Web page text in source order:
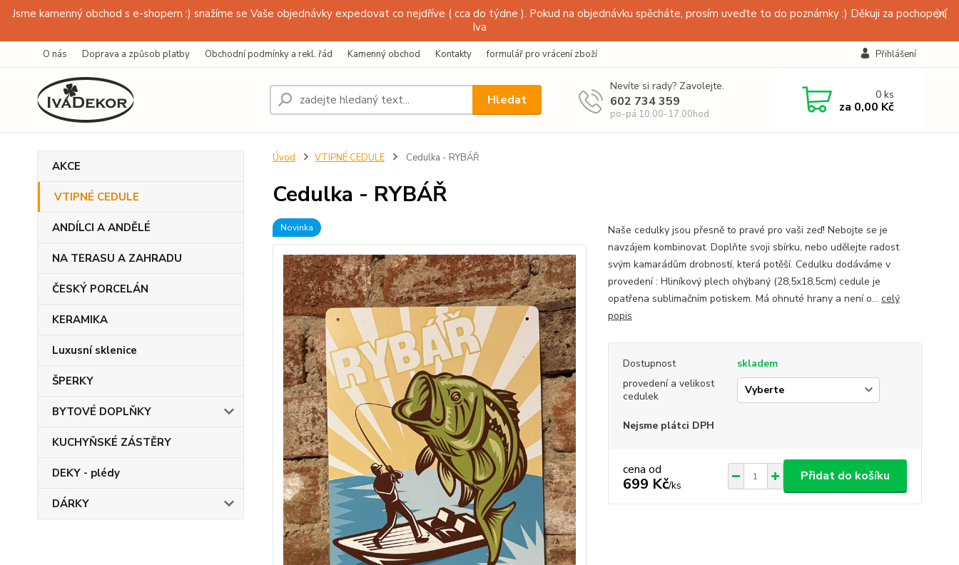
Jsme kamenný obchod s e-shopem :) snažíme se Vaše objednávky expedovat co nejdříve ( cca do týdne ). Pokud na objednávku spěcháte, prosím uveďte to do poznámky :) Děkuji za pochopení
Iva
O nás Doprava a způsob platby Obchodní podmínky a rekl. řád Kamenný obchod Kontakty formulář pro vrácení zboží Přihlášení
Hledat
Nevíte si rady? Zavolejte.
602 734 359
po-pá 10.00-17.00hod
0ks
za 0,00 Kč
AKCE
VTIPNÉ CEDULE
ANDÍLCI A ANDĚLÉ
NA TERASU A ZAHRADU
ČESKÝ PORCELÁN
KERAMIKA
Luxusní sklenice
ŠPERKY
BYTOVÉ DOPLŇKY
KUCHYŇSKÉ ZÁSTĚRY
DEKY - plédy
DÁRKY
Úvod VTIPNÉ CEDULE Cedulka - RYBÁŘ
Cedulka - RYBÁŘ
Novinka
Naše cedulky jsou přesně to pravé pro vaši zeď! Nebojte se je
navzájem kombinovat. Doplňte svoji sbírku, nebo udělejte radost
svým kamarádům drobností, která potěší. Cedulku dodáváme v
provedení : Hliníkový plech ohýbaný (28,5x18,5cm) cedule je
opatřena sublimačním potiskem. Má ohnuté hrany a není o... celý
popis
Dostupnost
skladem
provedení a velikost
cedulek
Nejsme plátci DPH
cena od
699 Kč/ks
Přidat do košíku